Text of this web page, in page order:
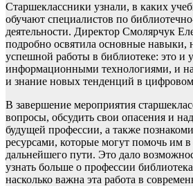
Старшеклассники узнали, в каких
обучают специалистов по
деятельности. Директор Смолярчук
подробно освятила основные навыки,
успешной работы в библиотеке: это и
информационными технологиями, и
и знание новых тенденций в
В завершение мероприятия
вопросы, обсудить свои опасения и
будущей профессии, а также
ресурсами, которые могут помочь им
дальнейшего пути. Это дало
узнать больше о профессии
насколько важна эта работа в